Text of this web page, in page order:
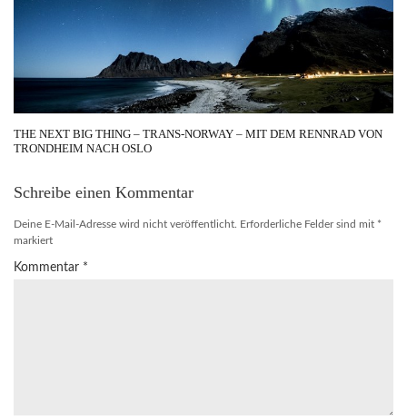
THE NEXT BIG THING – TRANS-NORWAY – MIT DEM RENNRAD VON
TRONDHEIM NACH OSLO
Schreibe einen Kommentar
Deine E-Mail-Adresse wird nicht veröffentlicht. Erforderliche Felder sind mit *
markiert
Kommentar *